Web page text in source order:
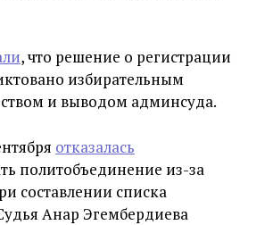
, что решение о регистрации
избирательным
и выводом админсуда.
отказалась
политобъединение из-за
составлении списка
Анар Эгембердиева